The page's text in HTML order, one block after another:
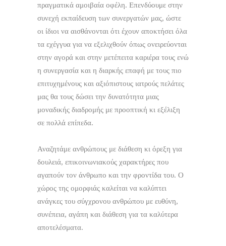
πραγματικά αμοιβαία οφέλη. Επενδύουμε στην
συνεχή εκπαίδευση των συνεργατών μας, ώστε
οι ίδιοι να αισθάνονται ότι έχουν αποκτήσει όλα
τα εχέγγυα για να εξελιχθούν όπως ονειρεύονται
στην αγορά και στην μετέπειτα καριέρα τους ενώ
η συνεργασία και η διαρκής επαφή με τους πιο
επιτυχημένους και αξιόπιστους ιατρούς πελάτες
μας θα τους δώσει την δυνατότητα μιας
μοναδικής διαδρομής με προοπτική κι εξέλιξη
σε πολλά επίπεδα.
Αναζητάμε ανθρώπους με διάθεση κι όρεξη για
δουλειά, επικοινωνιακούς χαρακτήρες που
αγαπούν τον άνθρωπο και την φροντίδα του. Ο
χώρος της ομορφιάς καλείται να καλύπτει
ανάγκες του σύγχρονου ανθρώπου με ευθύνη,
συνέπεια, αγάπη και διάθεση για τα καλύτερα
αποτελέσματα.